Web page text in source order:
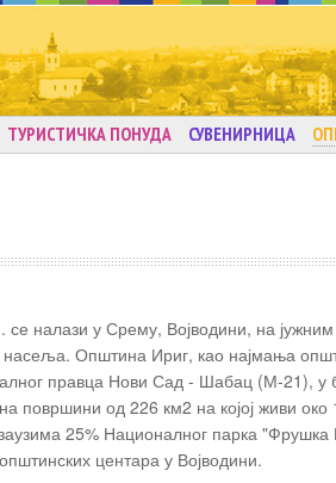
ТУРИСТИЧКА ПОНУДА СУВЕНИРНИЦА
се налази у Срему, Војводини, на
Општина Ириг, као најмања
правца Нови Сад - Шабац (М-21), у
од 226 км2 на којој живи око
25% Националног парка
центара у Војводини.